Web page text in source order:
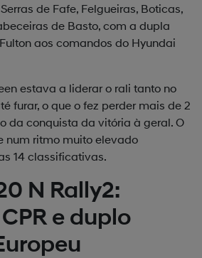
de Fafe, Felgueiras, Boticas,
de Basto, com a dupla
aos comandos do Hyundai
estava a liderar o rali tanto no
furar, o que o fez perder mais de 2
da conquista da vitória à geral. O
num ritmo muito elevado
14 classificativas.
N Rally2:
e duplo